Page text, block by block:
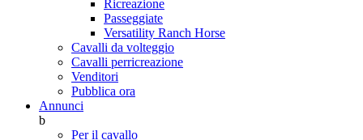
Ricreazione
Passeggiate
Versatility Ranch Horse
Cavalli da volteggio
Cavalli perricreazione
Venditori
Pubblica ora
Annunci
b
Per il cavallo